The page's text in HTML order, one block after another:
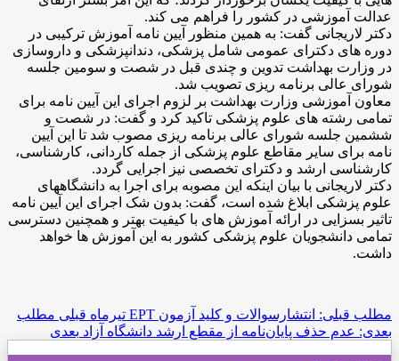
عدالت آموزشی در کشور را فراهم می کند.
دکتر لاریجانی گفت: به همین منظور آیین نامه آموزش ترکیبی در
دوره های دکترای عمومی شامل پزشکی، دندانپزشکی و داروسازی
در وزارت بهداشت تدوین و چندی قبل در شصت و سومین جلسه
شورای عالی برنامه ریزی تصویب شد.
معاون آموزشی وزارت بهداشت بر لزوم اجرای این آیین نامه برای
تمامی رشته های علوم پزشکی تاکید کرد و گفت: در شصت و
ششمین جلسه شورای عالی برنامه ریزی مصوب شد تا این آیین
نامه برای سایر مقاطع علوم پزشکی از جمله کاردانی، کارشناسی،
کارشناسی ارشد و دکترای تخصصی نیز اجرایی گردد.
دکتر لاریجانی با بیان اینکه این مصوبه برای اجرا به دانشگاههای
علوم پزشکی ابلاغ شده است، گفت: بدون شک اجرای این آیین نامه
تاثیر بسزایی در ارائه آموزش های با کیفیت بهتر و همچنین دسترسی
تمامی دانشجویان علوم پزشکی کشور به این آموزش ها خواهد
داشت.
مطلب قبلی: انتشارسوالات و کلید آزمون EPT تیرماه قبلی مطلب
بعدی: عدم حذف پایان‌نامه از مقطع ارشد دانشگاه آزاد بعدی